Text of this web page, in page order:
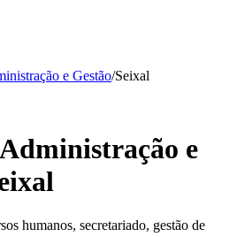
e Gestão/Seixal
e
humanos, secretariado, gestão de